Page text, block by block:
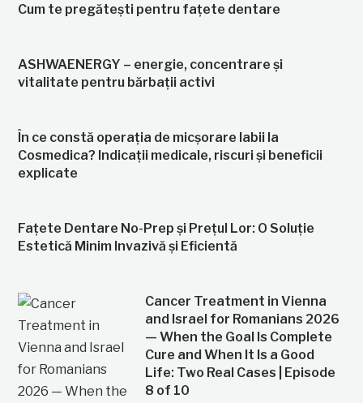
Cum te pregătești pentru fațete dentare
ASHWAENERGY – energie, concentrare și
vitalitate pentru bărbații activi
În ce constă operația de micșorare labii la
Cosmedica? Indicații medicale, riscuri și beneficii
explicate
Fațete Dentare No-Prep și Prețul Lor: O Soluție
Estetică Minim Invazivă și Eficientă
Cancer Treatment in Vienna
and Israel for Romanians 2026
— When the Goal Is Complete
Cure and When It Is a Good
Life: Two Real Cases | Episode
8 of 10